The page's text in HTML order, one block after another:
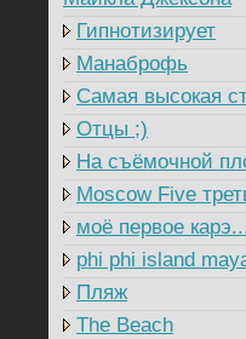
Гипнотизирует
Манаброфь
Самая высокая
Отцы ;)
На съёмочной
Moscow Five
моё первое
phi phi island
Пляж
The Beach